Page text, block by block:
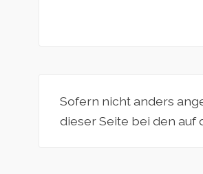
Sofern nicht anders
dieser Seite bei den auf